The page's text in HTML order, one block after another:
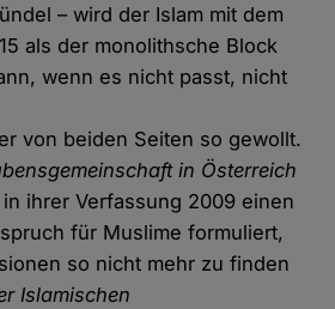
– wird der Islam mit dem
als der monolithsche Block
wenn es nicht passt, nicht
von beiden Seiten so gewollt.
in Österreich
ihrer Verfassung 2009 einen
für Muslime formuliert,
so nicht mehr zu finden
Islamischen